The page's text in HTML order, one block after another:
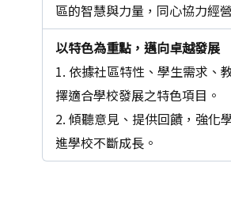
區的智慧與力量，同心協力經
以特色為重點，邁向卓越發展
1. 依據社區特性、學生需求、
擇適合學校發展之特色項目。
2. 傾聽意見、提供回饋，強化
進學校不斷成長。